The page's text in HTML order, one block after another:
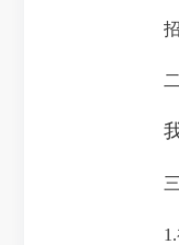
我
1.